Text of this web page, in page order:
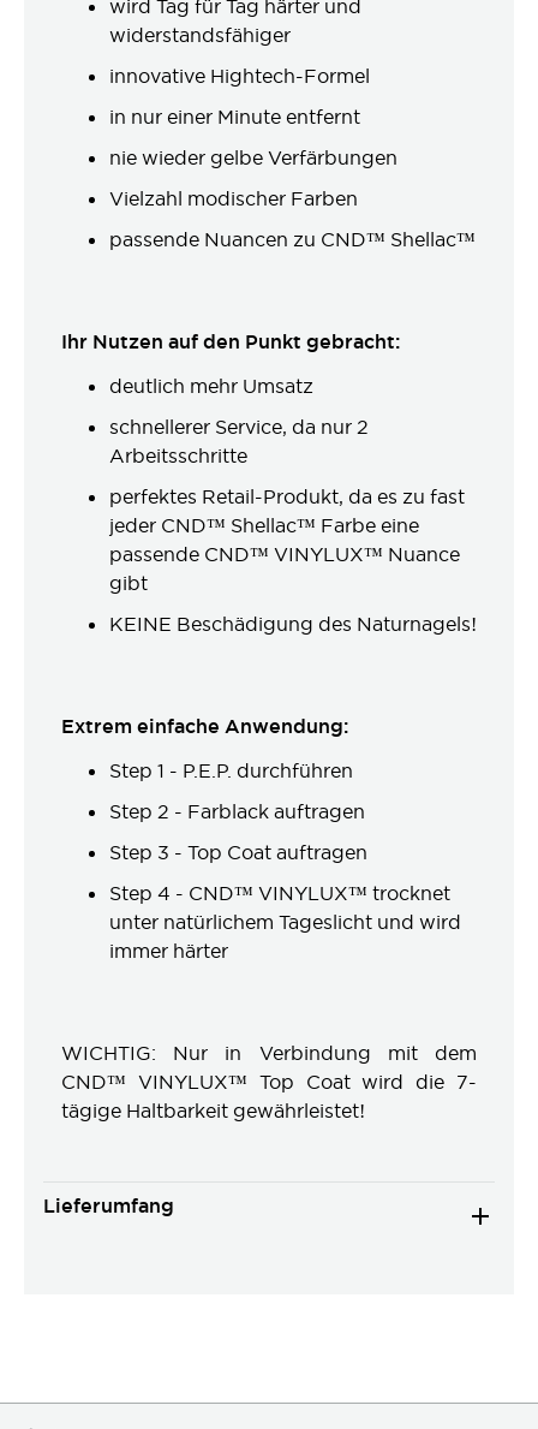
wird Tag für Tag härter und
widerstandsfähiger
innovative Hightech-Formel
in nur einer Minute entfernt
nie wieder gelbe Verfärbungen
Vielzahl modischer Farben
passende Nuancen zu CND™ Shellac™
Ihr Nutzen auf den Punkt gebracht:
deutlich mehr Umsatz
schnellerer Service, da nur 2
Arbeitsschritte
perfektes Retail-Produkt, da es zu fast
jeder CND™ Shellac™ Farbe eine
passende CND™ VINYLUX™ Nuance
gibt
KEINE Beschädigung des Naturnagels!
Extrem einfache Anwendung:
Step 1 - P.E.P. durchführen
Step 2 - Farblack auftragen
Step 3 - Top Coat auftragen
Step 4 - CND™ VINYLUX™ trocknet
unter natürlichem Tageslicht und wird
immer härter
WICHTIG: Nur in Verbindung mit dem
CND™ VINYLUX™ Top Coat wird die 7-
tägige Haltbarkeit gewährleistet!
Lieferumfang